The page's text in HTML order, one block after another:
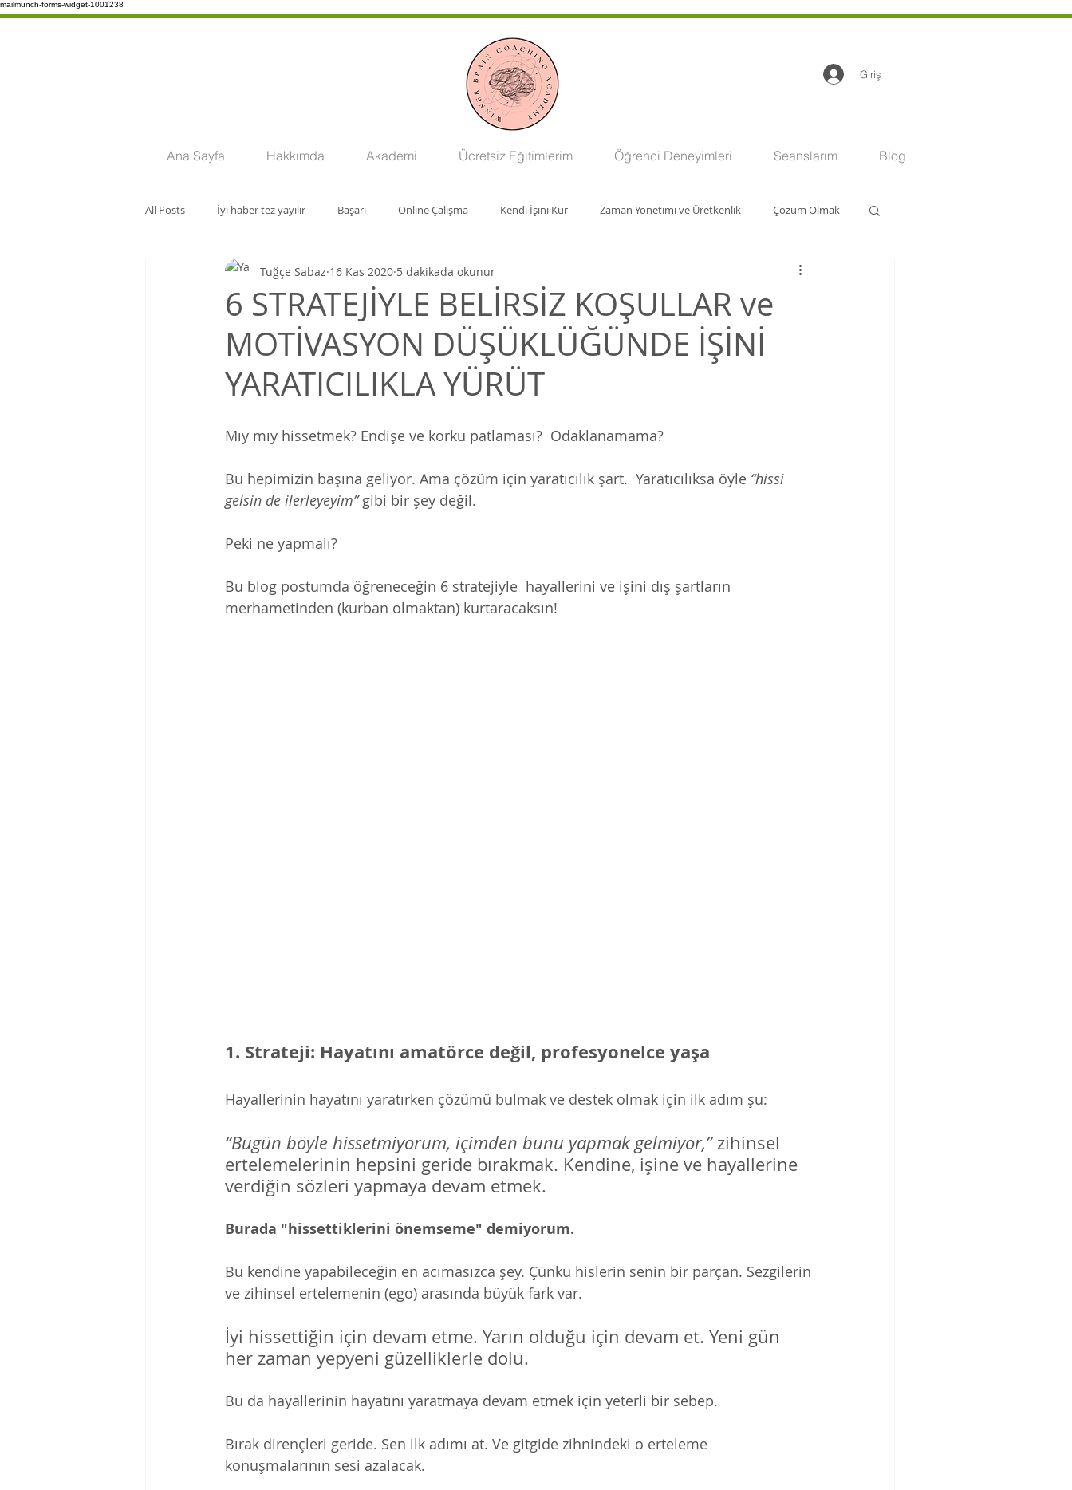
mailmunch-forms-widget-1001238
Giriş
Ana Sayfa Hakkımda Akademi Ücretsiz Eğitimlerim Öğrenci Deneyimleri Seanslarım Blog
All Posts İyi haber tez yayılır Başarı Online Çalışma Kendi İşini Kur Zaman Yönetimi ve Üretkenlik Çözüm Olmak
6 STRATEJİYLE BELİRSİZ KOŞULLAR ve
MOTİVASYON DÜŞÜKLÜĞÜNDE İŞİNİ
YARATICILIKLA YÜRÜT
Tuğçe Sabaz 16 Kas 2020 5 dakikada okunur
Mıy mıy hissetmek? Endişe ve korku patlaması?  Odaklanamama?
Bu hepimizin başına geliyor. Ama çözüm için yaratıcılık şart.  Yaratıcılıksa öyle “hissi
gelsin de ilerleyeyim” gibi bir şey değil.
Peki ne yapmalı?
Bu blog postumda öğreneceğin 6 stratejiyle  hayallerini ve işini dış şartların
merhametinden (kurban olmaktan) kurtaracaksın!
1. Strateji: Hayatını amatörce değil, profesyonelce yaşa
Hayallerinin hayatını yaratırken çözümü bulmak ve destek olmak için ilk adım şu:
“Bugün böyle hissetmiyorum, içimden bunu yapmak gelmiyor,” zihinsel
ertelemelerinin hepsini geride bırakmak. Kendine, işine ve hayallerine
verdiğin sözleri yapmaya devam etmek.
Burada "hissettiklerini önemseme" demiyorum.
Bu kendine yapabileceğin en acımasızca şey. Çünkü hislerin senin bir parçan. Sezgilerin
ve zihinsel ertelemenin (ego) arasında büyük fark var.
İyi hissettiğin için devam etme. Yarın olduğu için devam et. Yeni gün
her zaman yepyeni güzelliklerle dolu.
Bu da hayallerinin hayatını yaratmaya devam etmek için yeterli bir sebep.
Bırak dirençleri geride. Sen ilk adımı at. Ve gitgide zihnindeki o erteleme
konuşmalarının sesi azalacak.